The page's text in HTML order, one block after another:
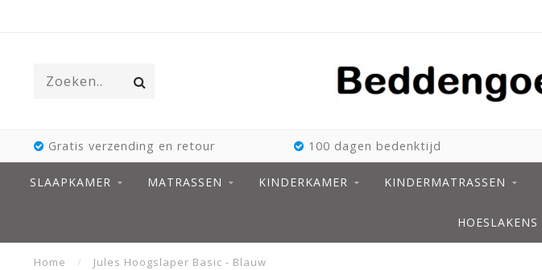
Gratis verzending en retour 100 dagen bedenktijd
SLAAPKAMER MATRASSEN KINDERKAMER KINDERMATRASSEN
HOESLAKENS
Home / Jules Hoogslaper Basic - Blauw